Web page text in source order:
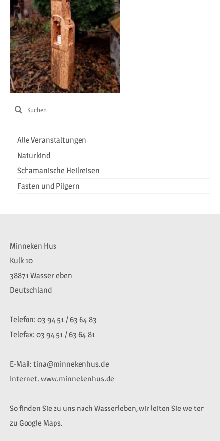
Heilreisen
Fasten und Pilgern
Veranstaltungen
Suchen
Alle Veranstaltungen
Naturkind
Schamanische Heilreisen
Fasten und Pilgern
Minneken Hus
Kulk 10
38871 Wasserleben
Deutschland
Telefon: 03 94 51 / 63 64 83
Telefax: 03 94 51 / 63 64 81
E-Mail: tina@minnekenhus.de
Internet: www.minnekenhus.de
So finden Sie zu uns nach Wasserleben, wir leiten Sie weiter
zu Google Maps.